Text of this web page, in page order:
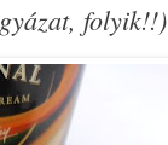
folyik!!)